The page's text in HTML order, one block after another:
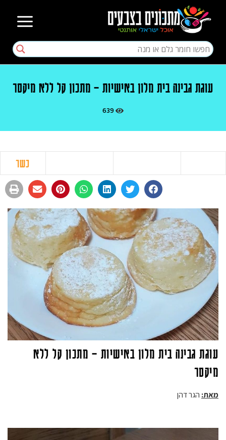
עוגת גבינה בית מלון באישיות – מתכון קל ללא מיקסר
639
כשר
עוגת גבינה בית מלון באישיות – מתכון קל ללא
מיקסר
מאת: הגר דהן